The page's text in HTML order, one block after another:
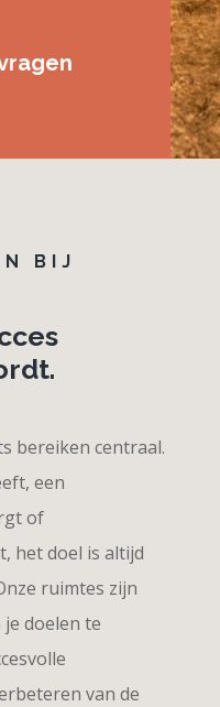
BIJ
bereiken centraal.
een
of
het doel is altijd
ruimtes zijn
doelen te
van de